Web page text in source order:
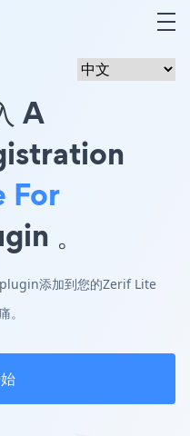
A
For
。
添加到您的Zerif Lite
。